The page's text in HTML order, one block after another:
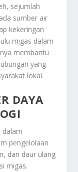
sejumlah
sumber air
kekeringan
migas dalam
membantu
yang
lokal.
DAYA
dalam
pengelolaan
dan daur ulang
migas.